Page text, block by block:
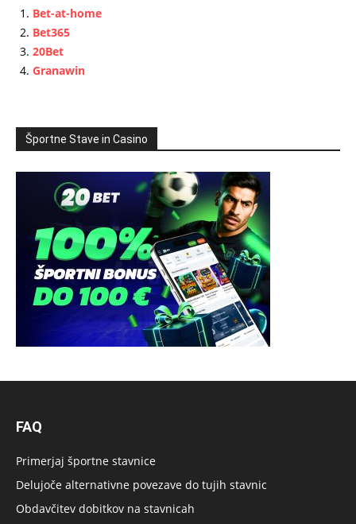
Bet-at-home
Bet365
20Bet
Granawin
Športne Stave in Casino
FAQ
Primerjaj športne stavnice
Delujoče alternativne povezave do tujih stavnic
Obdavčitev dobitkov na stavnicah